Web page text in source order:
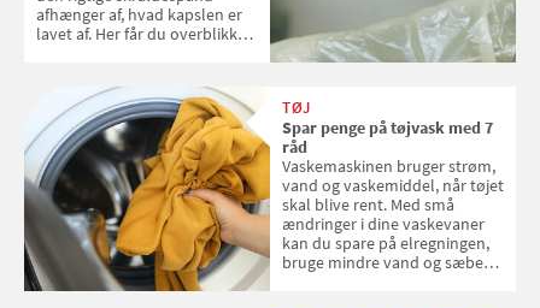
afhænger af, hvad kapslen er
lavet af. Her får du overblikket
TØJ
Spar penge på tøjvask med 7
råd
Vaskemaskinen bruger strøm,
vand og vaskemiddel, når tøjet
skal blive rent. Med små
ændringer i dine vaskevaner
kan du spare på elregningen,
bruge mindre vand og sæbe